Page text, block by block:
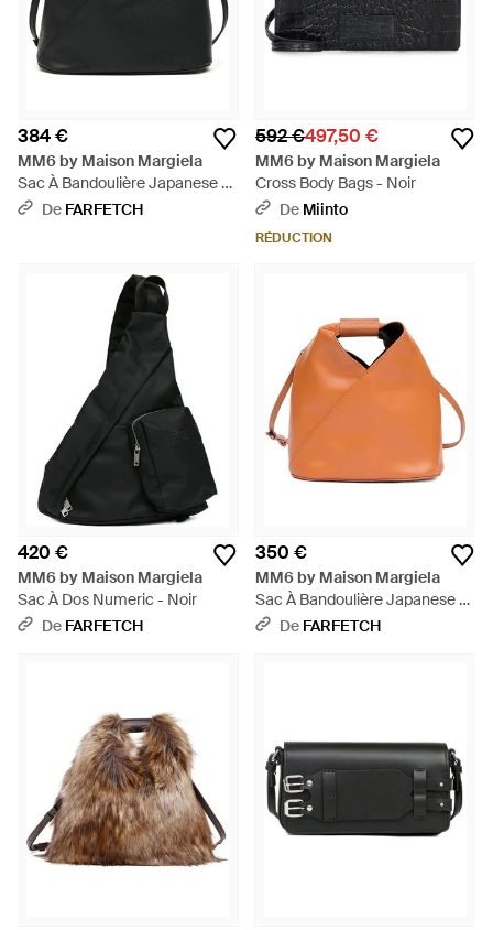
384 €
MM6 by Maison Margiela
Sac À Bandoulière Japanese -
NoirDe FARFETCH
592 €497,50 €
MM6 by Maison Margiela
Cross Body Bags - Noir
De Miinto
RÉDUCTION
420 €
MM6 by Maison Margiela
Sac À Dos Numeric - Noir
De FARFETCH
350 €
MM6 by Maison Margiela
Sac À Bandoulière Japanese -
Orange
De FARFETCH